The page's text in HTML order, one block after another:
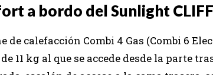
a bordo del Sunlight
de calefacción Combi 4 Gas (Combi 6
11 kg al que se accede desde la parte